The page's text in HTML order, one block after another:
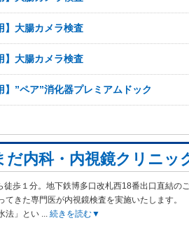
】大腸カメラ検査
】大腸カメラ検査
】”ペア”消化器プレミアムドック
だ内科・内視鏡クリニッ
徒歩１分。地下鉄博多口改札西18番出口直結の
てきた専門医が内視鏡検査を実施いたします。
法」とい ... 続きを読む▼